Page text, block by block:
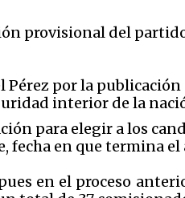
provisional del
por la publicación
interior de la
para elegir a los
fecha en que termina
en el proceso